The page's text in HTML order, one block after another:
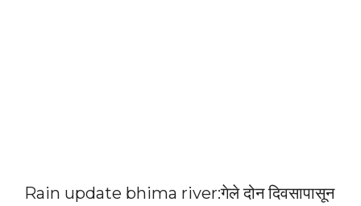
Rain update bhima river:गेले दोन दिवसापासून